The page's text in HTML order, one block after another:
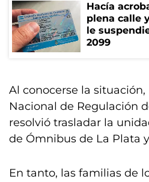
Hacía
plena calle
le
2099
Al conocerse la
Nacional de Regulación
resolvió trasladar la
de Ómnibus de La Plata
En tanto, las familias de